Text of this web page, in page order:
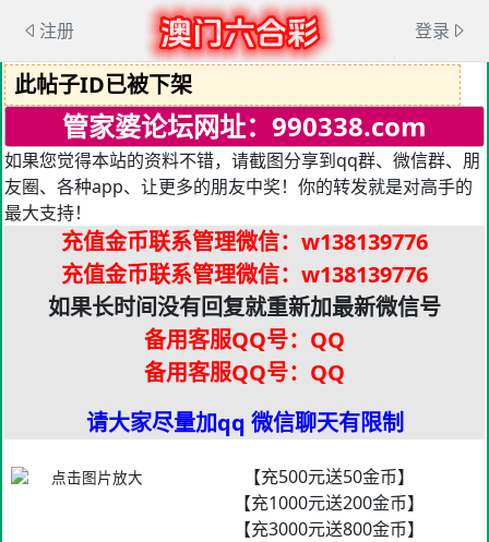
注册 登录
此帖子ID已被下架
管家婆论坛网址：990338.com
如果您觉得本站的资料不错，请截图分享到qq群、微信群、朋
友圈、各种app、让更多的朋友中奖！你的转发就是对高手的
最大支持！
充值金币联系管理微信：w138139776
充值金币联系管理微信：w138139776
如果长时间没有回复就重新加最新微信号
备用客服QQ号：QQ
备用客服QQ号：QQ
请大家尽量加qq 微信聊天有限制
【充500元送50金币】
【充1000元送200金币】
【充3000元送800金币】